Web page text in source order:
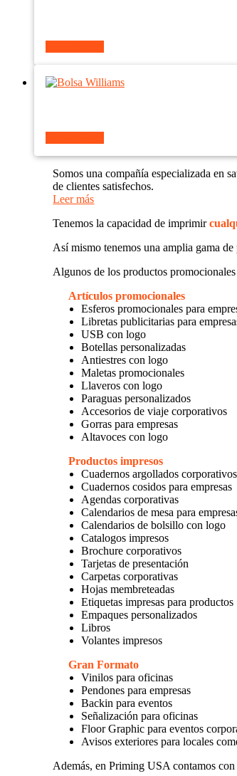
Somos una compañía especializada en
de clientes satisfechos.
Leer más
Tenemos la capacidad de imprimir
Así mismo tenemos una amplia gama
Algunos de los productos
Artículos promocionales
Esferos promocionales para
Libretas publicitarias para
USB con logo
Botellas personalizadas
Antiestres con logo
Maletas promocionales
Llaveros con logo
Paraguas personalizados
Accesorios de viaje corporativos
Gorras para empresas
Altavoces con logo
Productos impresos
Cuadernos argollados corporativos
Cuadernos cosidos para empresas
Agendas corporativas
Calendarios de mesa para
Calendarios de bolsillo con logo
Catalogos impresos
Brochure corporativos
Tarjetas de presentación
Carpetas corporativas
Hojas membreteadas
Etiquetas impresas para productos
Empaques personalizados
Libros
Volantes impresos
Gran Formato
Vinilos para oficinas
Pendones para empresas
Backin para eventos
Señalización para oficinas
Floor Graphic para eventos
Avisos exteriores para locales
Además, en Priming USA contamos